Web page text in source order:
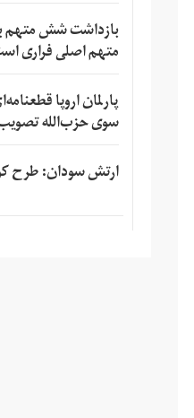
بازداشت شش متهم
متهم اصلی فراری
پارلمان اروپا
سوی حزب‌الله
ارتش سودان: طرح